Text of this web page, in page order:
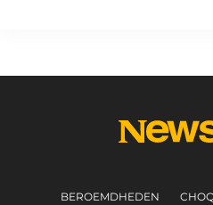
BEROEMDHEDEN